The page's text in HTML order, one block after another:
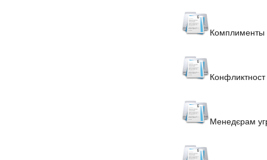
Менедєрам